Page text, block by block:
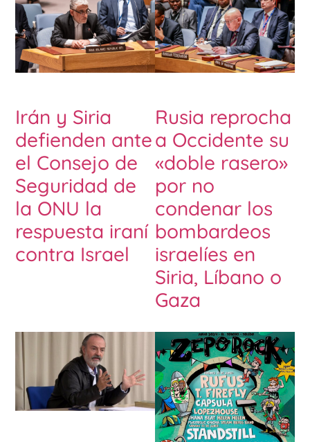
Irán y Siria
defienden ante
el Consejo de
Seguridad de
la ONU la
respuesta iraní
contra Israel
Rusia reprocha
a Occidente su
«doble rasero»
por no
condenar los
bombardeos
israelíes en
Siria, Líbano o
Gaza